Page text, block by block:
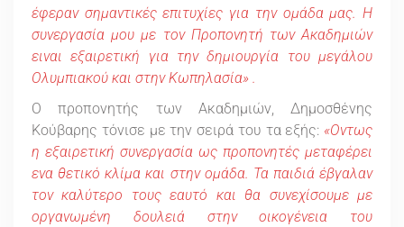
έφεραν σημαντικές επιτυχίες για την ομάδα μας. Η
συνεργασία μου με τον Προπονητή των Ακαδημιών
ειναι εξαιρετική για την δημιουργία του μεγάλου
Ολυμπιακού και στην Κωπηλασία» .
Ο προπονητής των Ακαδημιών, Δημοσθένης
Κούβαρης τόνισε με την σειρά του τα εξής: «Οντως
η εξαιρετική συνεργασία ως προπονητές μεταφέρει
ενα θετικό κλίμα και στην ομάδα. Τα παιδιά έβγαλαν
τον καλύτερο τους εαυτό και θα συνεχίσουμε με
οργανωμένη δουλειά στην οικογένεια του